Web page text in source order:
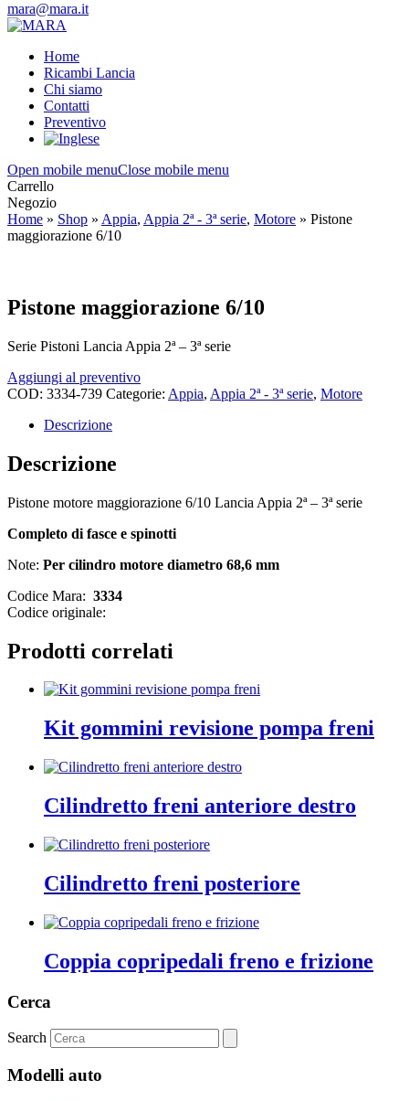
mara@mara.it
Home
Ricambi Lancia
Chi siamo
Contatti
Preventivo
Open mobile menuClose mobile menu
Carrello
Negozio
Home » Shop » Appia, Appia 2ª - 3ª serie, Motore » Pistone
maggiorazione 6/10
Pistone maggiorazione 6/10
Serie Pistoni Lancia Appia 2ª – 3ª serie
Aggiungi al preventivo
COD: 3334-739 Categorie: Appia, Appia 2ª - 3ª serie, Motore
Descrizione
Descrizione
Pistone motore maggiorazione 6/10 Lancia Appia 2ª – 3ª serie
Completo di fasce e spinotti
Note: Per cilindro motore diametro 68,6 mm
Codice Mara: 3334
Codice originale:
Prodotti correlati
Kit gommini revisione pompa freni
Cilindretto freni anteriore destro
Cilindretto freni posteriore
Coppia copripedali freno e frizione
Cerca
Search
Modelli auto